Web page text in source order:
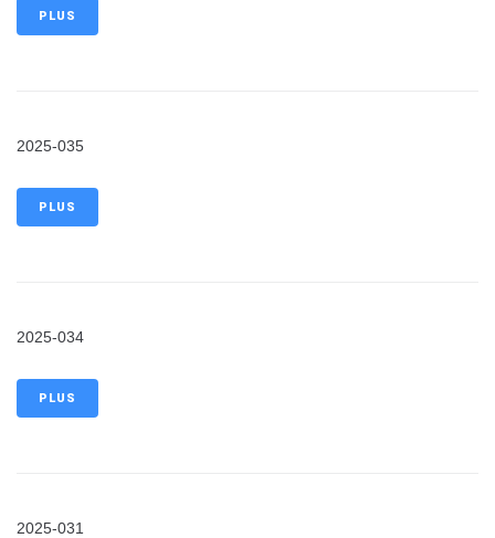
PLUS
2025-035
PLUS
2025-034
PLUS
2025-031